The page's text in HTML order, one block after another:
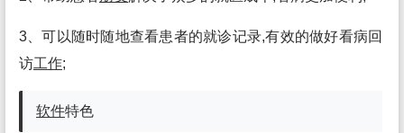
3、可以随时随地查看患者的就诊记录,有效的做好看病回
访工作;
软件特色